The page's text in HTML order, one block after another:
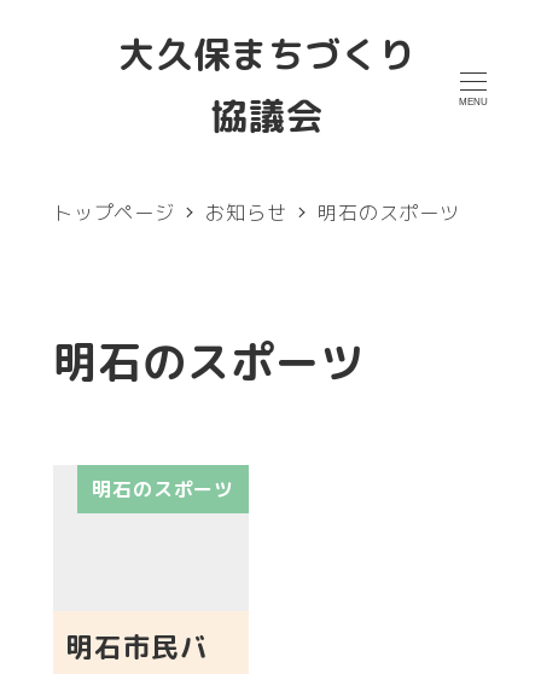
大久保まちづくり
協議会
MENU
トップページ お知らせ 明石のスポーツ
明石のスポーツ
明石のスポーツ
明石市民バ